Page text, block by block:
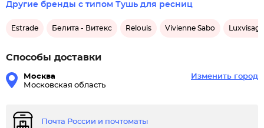
Другие бренды с типом Тушь для ресниц
Estrade Белита - Витекс Relouis Vivienne Sabo Luxvisage
Способы доставки
Москва
Московская область
Изменить город
Почта России и почтоматы